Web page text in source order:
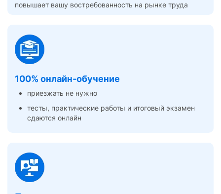
повышает вашу востребованность на рынке труда
100% онлайн-обучение
приезжать не нужно
тесты, практические работы и итоговый экзамен
сдаются онлайн